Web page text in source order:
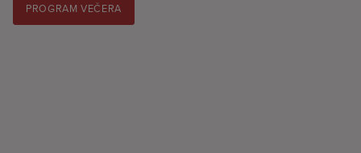
PROGRAM VEČERA